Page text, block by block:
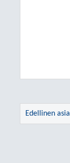
Edellinen asia